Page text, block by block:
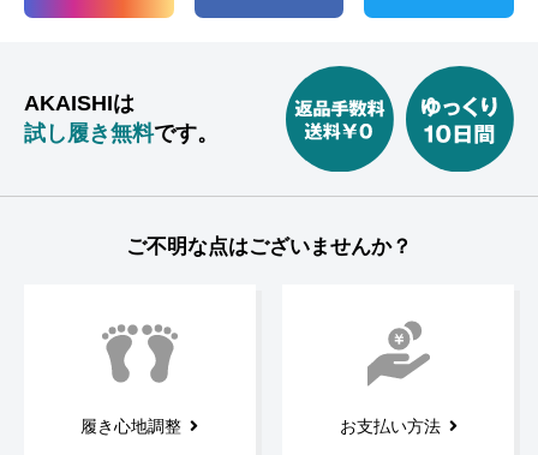
AKAISHIは
試し履き無料です。
ご不明な点はございませんか？
履き心地調整 お支払い方法